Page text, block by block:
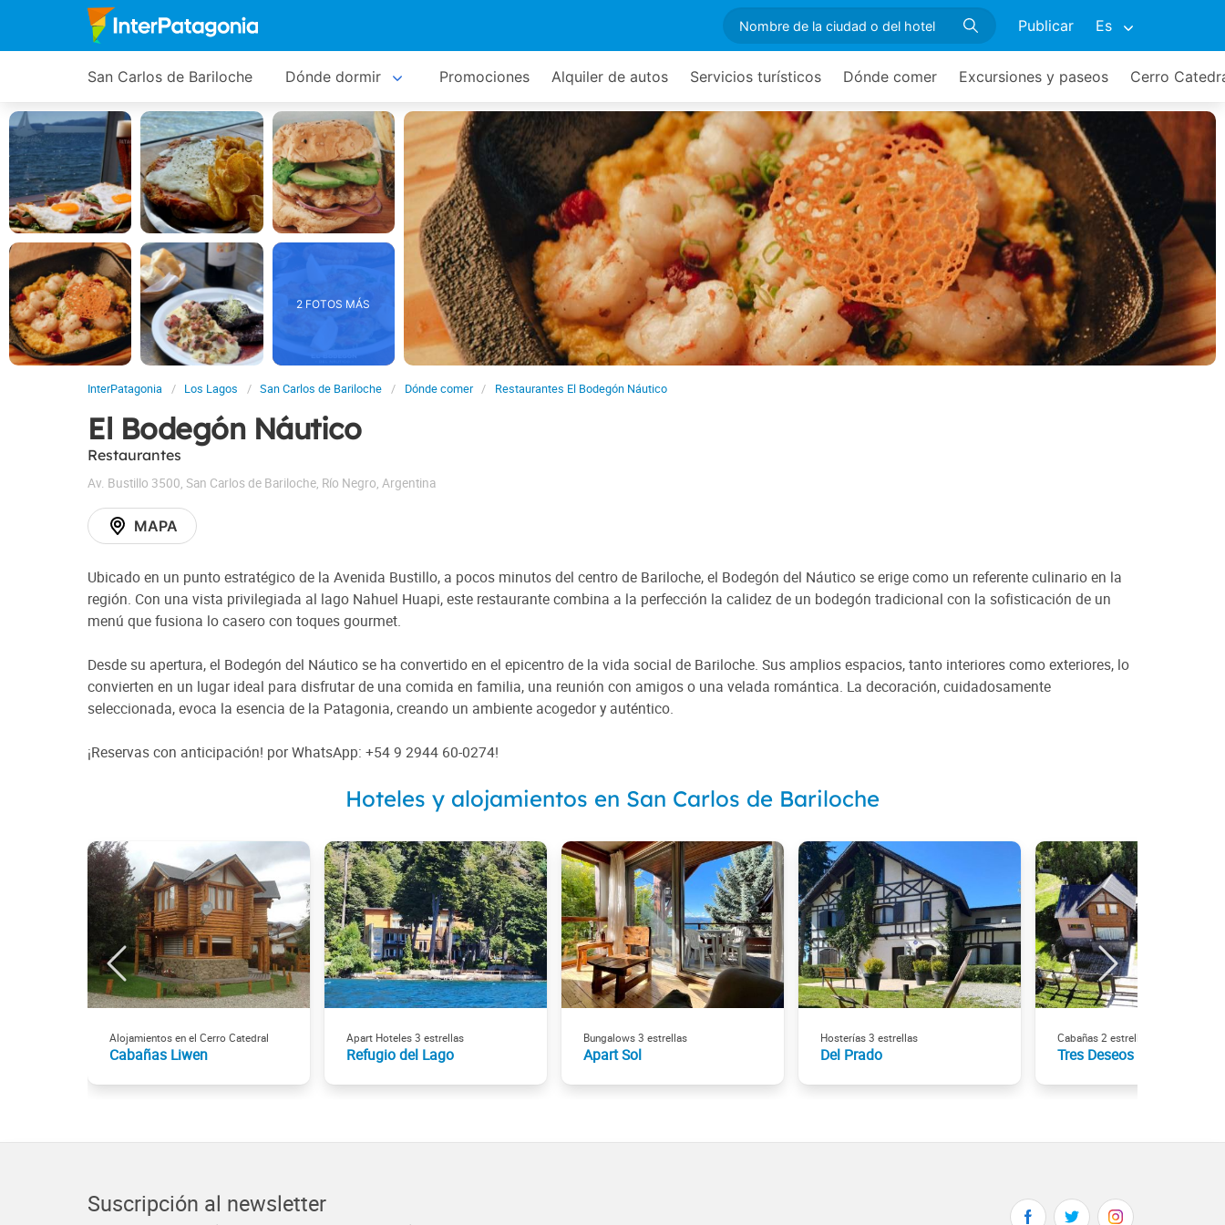
Publicar Es
San Carlos de Bariloche Dónde dormir Promociones Alquiler de autos Servicios turísticos Dónde comer Excursiones y paseos Cerro
2 FOTOS MÁS
InterPatagonia Los Lagos San Carlos de Bariloche Dónde comer Restaurantes El Bodegón Náutico
El Bodegón Náutico
Restaurantes
Av. Bustillo 3500, San Carlos de Bariloche, Río Negro, Argentina
MAPA
Ubicado en un punto estratégico de la Avenida Bustillo, a pocos minutos del centro de Bariloche, el Bodegón del Náutico se erige como un referente culinario en la
región. Con una vista privilegiada al lago Nahuel Huapi, este restaurante combina a la perfección la calidez de un bodegón tradicional con la sofisticación de un
menú que fusiona lo casero con toques gourmet.
Desde su apertura, el Bodegón del Náutico se ha convertido en el epicentro de la vida social de Bariloche. Sus amplios espacios, tanto interiores como exteriores, lo
convierten en un lugar ideal para disfrutar de una comida en familia, una reunión con amigos o una velada romántica. La decoración, cuidadosamente
seleccionada, evoca la esencia de la Patagonia, creando un ambiente acogedor y auténtico.
¡Reservas con anticipación! por WhatsApp: +54 9 2944 60-0274!
Hoteles y alojamientos en San Carlos de Bariloche
Alojamientos en el Cerro Catedral
Cabañas Liwen
Apart Hoteles 3 estrellas
Refugio del Lago
Bungalows 3 estrellas
Apart Sol
Hosterías 3 estrellas
Del Prado
Cabañas 2 estrellas
Tres Deseos - Dat
Suscripción al newsletter